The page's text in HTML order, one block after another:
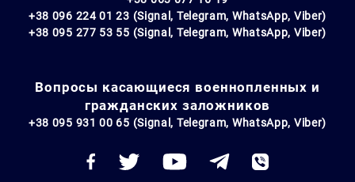
+38 096 224 01 23 (Signal, Telegram, WhatsApp, Viber)
+38 095 277 53 55 (Signal, Telegram, WhatsApp, Viber)
Вопросы касающиеся военнопленных и
гражданских заложников
+38 095 931 00 65 (Signal, Telegram, WhatsApp, Viber)